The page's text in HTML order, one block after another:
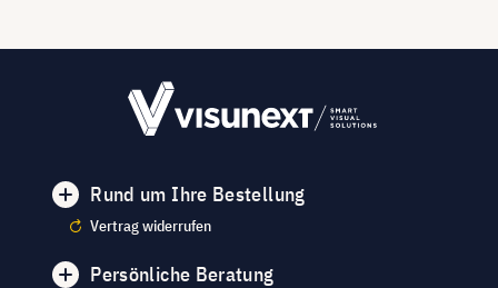
Rund um Ihre Bestellung
Vertrag widerrufen
Persönliche Beratung